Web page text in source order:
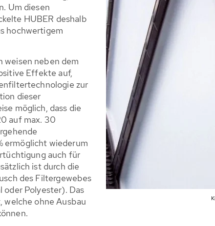
Um diesen
HUBER deshalb
hochwertigem
neben dem
Effekte auf,
zur
dieser
möglich, dass die
auf max. 30
ermöglicht wiederum
auch für
ist durch die
des Filtergewebes
oder Polyester). Das
ohne Ausbau